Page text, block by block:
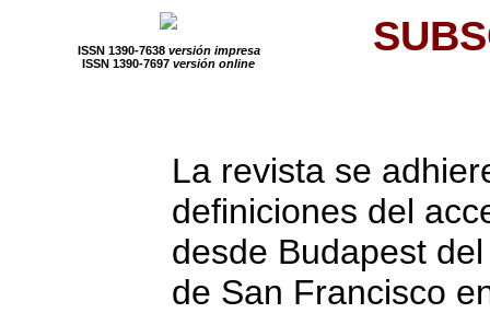
ISSN 1390-7638 versión impresa
ISSN 1390-7697 versión online
La revista se
definiciones del
desde Budapest
de San Francisco